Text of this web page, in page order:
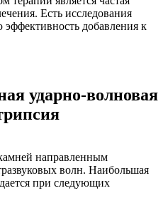
Есть исследования
добавления к
ударно-волновая
направленным
волн. Наибольшая
при следующих